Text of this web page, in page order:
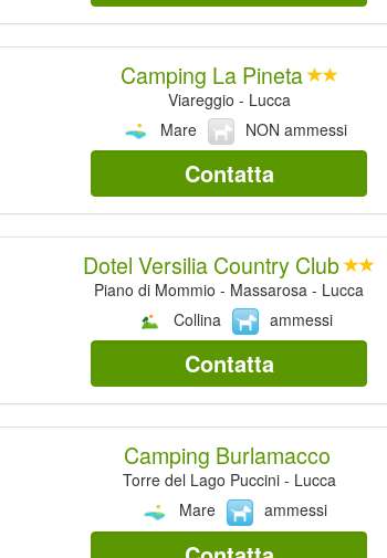
Camping La Pineta
Viareggio - Lucca
Mare
NON ammessi
Contatta
Dotel Versilia Country Club
Piano di Mommio - Massarosa - Lucca
Collina
ammessi
Contatta
Camping Burlamacco
Torre del Lago Puccini - Lucca
Mare
ammessi